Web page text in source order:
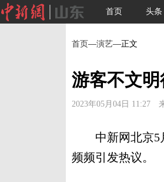
首页 头条
首页—演艺—正文
游客不文
2023年05月04日 11:27
中新网北京5月
频频引发热议。